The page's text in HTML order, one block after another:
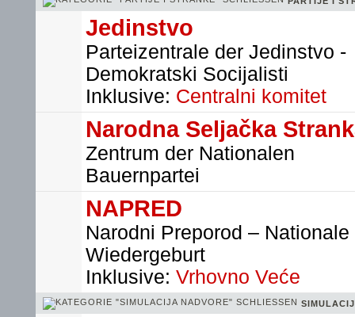
Jedinstvo
Parteizentrale der Jedinstvo -
Demokratski Socijalisti
Inklusive: Centralni komitet
Narodna Seljačka
Zentrum der Nationalen
Bauernpartei
NAPRED
Narodni Preporod – Nationale
Wiedergeburt
Inklusive: Vrhovno Veće